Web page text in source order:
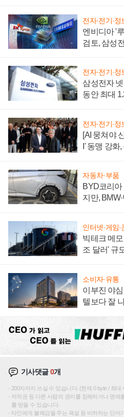
전자·전기·정
엔비디아 '
검토, 삼성
전자·전기·정
삼성전자
동안 최대
전자·전기·정
[AI 뭉쳐야
I' 동맹 강화
자동차·부품
BYD코리
지만,
인터넷·게임·
빅테크 메
조 달러' 규
소비자·유통
이부진 야
텔보다 잘
기사댓글0개
200자까지 쓰실 수 있습니다. (현재 0 byte / 최대
저작권 등 다른 사람의 권리를 침해하거나 명예
를 받을 수 있습니다.
타인에게 불쾌감을 주는 욕설 등 비하하는 단어